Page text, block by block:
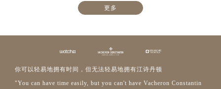
更多
你可以轻易地拥有时间，但无法轻易地拥有江诗丹顿
"You can have time easily, but you can't have Vacheron Constantin